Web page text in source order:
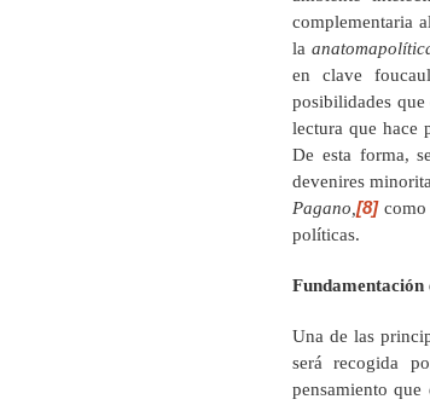
complementaria
la
en clave
posibilidades
lectura que hace
De esta forma,
devenires
Pagano, [8]como
políticas.
Fundamentación
Una de las
será recogida
pensamiento